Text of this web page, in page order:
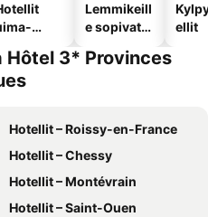
Lemmikeill
e sopivat
ellit
Hôtel 3* Provinces
Hotellit – Roissy-en-France
Hotellit – Chessy
Hotellit – Montévrain
Hotellit – Saint-Ouen